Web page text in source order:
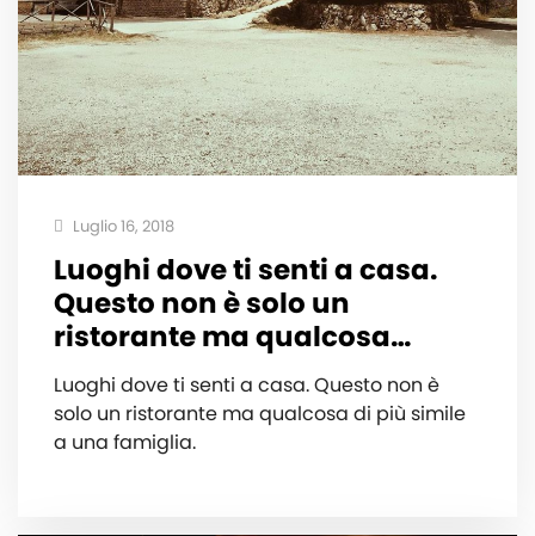
Luglio 16, 2018
Luoghi dove ti senti a casa.
Questo non è solo un
ristorante ma qualcosa…
Luoghi dove ti senti a casa. Questo non è
solo un ristorante ma qualcosa di più simile
a una famiglia. ️